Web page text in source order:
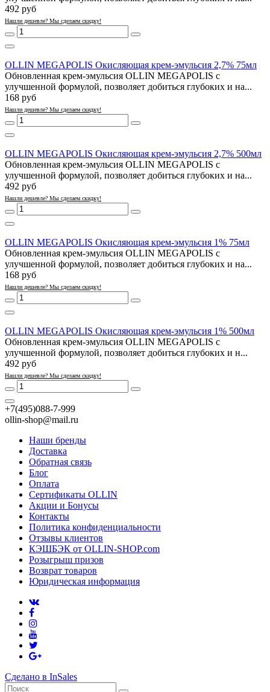
492 руб
Нашли дешевле? Мы сделаем скидку!
OLLIN MEGAPOLIS Окисляющая крем-эмульсия 2,7% 75мл
Обновленная крем-эмульсия OLLIN MEGAPOLIS с
улучшенной формулой, позволяет добиться глубоких и на...
168 руб
Нашли дешевле? Мы сделаем скидку!
OLLIN MEGAPOLIS Окисляющая крем-эмульсия 2,7% 500мл
Обновленная крем-эмульсия OLLIN MEGAPOLIS с
улучшенной формулой, позволяет добиться глубоких и на...
492 руб
Нашли дешевле? Мы сделаем скидку!
OLLIN MEGAPOLIS Окисляющая крем-эмульсия 1% 75мл
Обновленная крем-эмульсия OLLIN MEGAPOLIS с
улучшенной формулой, позволяет добиться глубоких и на...
168 руб
Нашли дешевле? Мы сделаем скидку!
OLLIN MEGAPOLIS Окисляющая крем-эмульсия 1% 500мл
Обновленная крем-эмульсия OLLIN MEGAPOLIS с
улучшенной формулой, позволяет добиться глубоких и н...
492 руб
Нашли дешевле? Мы сделаем скидку!
+7(495)088-7-999
ollin-shop@mail.ru
Наши бренды
Доставка
Обратная связь
Блог
Оплата
Сертификаты OLLIN
Акции и Бонусы
Контакты
Политика конфиденциальности
Отзывы клиентов
КЭШБЭК от OLLIN-SHOP.com
Розыгрыш призов
Возврат товаров
Юридическая информация
Сделано в InSales